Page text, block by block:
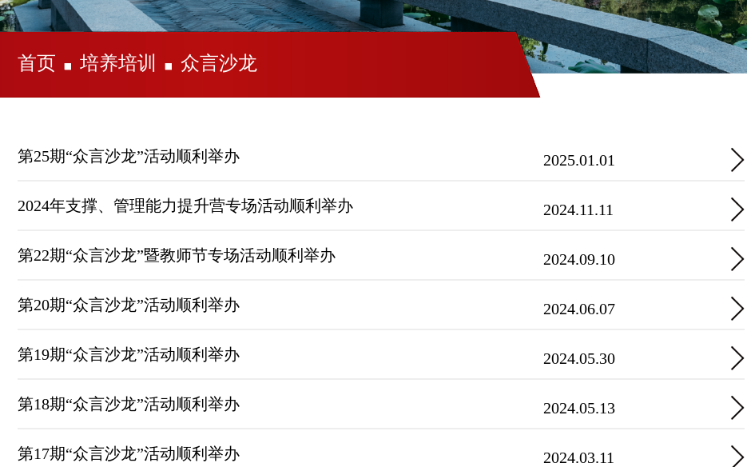
首页 培养培训 众言沙龙
第25期“众言沙龙”活动顺利举办 2025.01.01
2024年支撑、管理能力提升营专场活动顺利举办 2024.11.11
第22期“众言沙龙”暨教师节专场活动顺利举办 2024.09.10
第20期“众言沙龙”活动顺利举办 2024.06.07
第19期“众言沙龙”活动顺利举办 2024.05.30
第18期“众言沙龙”活动顺利举办 2024.05.13
第17期“众言沙龙”活动顺利举办 2024.03.11